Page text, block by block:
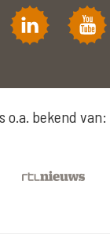
o.a. bekend van: